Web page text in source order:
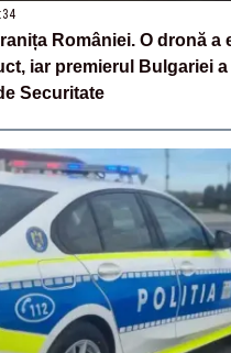
României. O dronă a
iar premierul Bulgariei
Securitate